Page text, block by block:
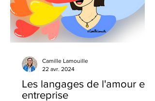
Les langages de l'amour en
entreprise
Camille Lamouille
22 avr. 2024